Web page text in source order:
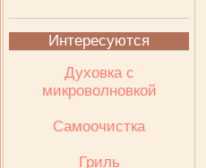
Интересуются
Духовка с
микроволновкой
Самоочистка
Гриль